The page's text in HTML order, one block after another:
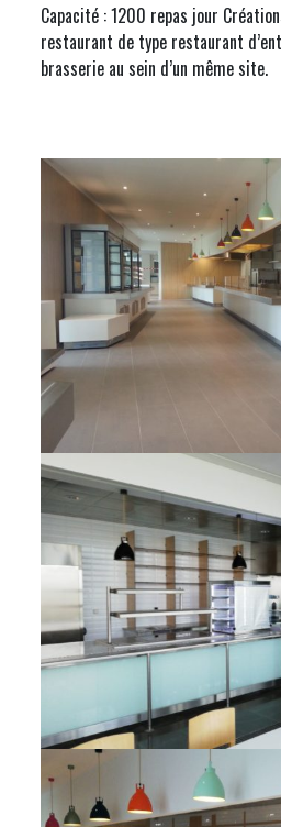
Capacité : 1200 repas jour
restaurant de type restaurant
brasserie au sein d’un même site.